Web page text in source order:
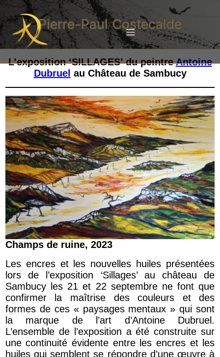
Pierre-Paul Costecalde
L’exposition ‘SILLAGES’ du peintreAntoine
Dubruel au Château de Sambucy
Champs de ruine, 2023
Les encres et les nouvelles huiles présentées
lors de l’exposition ‘Sillages’ au château de
Sambucy les 21 et 22 septembre ne font que
confirmer la maîtrise des couleurs et des
formes de ces « paysages mentaux » qui sont
la marque de l’art d’Antoine Dubruel.
L’ensemble de l’exposition a été construite sur
une continuité évidente entre les encres et les
huiles qui semblent se répondre d’une œuvre à